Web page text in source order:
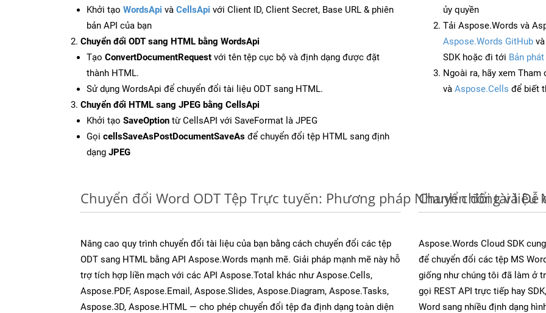
Khởi tạo WordsApi và CellsApi với Client ID, Client Secret, Base URL & phiên
bản API của bạn
Chuyển đổi ODT sang HTML bằng WordsApi
Tạo ConvertDocumentRequest với tên tệp cục bộ và định dạng được đặt
thành HTML.
Sử dụng WordsApi để chuyển đổi tài liệu ODT sang HTML.
Chuyển đổi HTML sang JPEG bằng CellsApi
Khởi tạo SaveOption từ CellsAPI với SaveFormat là JPEG
Gọi cellsSaveAsPostDocumentSaveAs để chuyển đổi tệp HTML sang định
dạng JPEG
ủy quyền
Tải Aspose.Words và
Aspose.Words GitHub và
SDK hoặc đi tới Bản
Ngoài ra, hãy xem Tham
và Aspose.Cells để biết
Chuyển đổi Word ODT Tệp Trực tuyến: Phương pháp Nhanh chóng và Dễ
Nâng cao quy trình chuyển đổi tài liệu của bạn bằng cách chuyển đổi các tệp
ODT sang HTML bằng API Aspose.Words mạnh mẽ. Giải pháp mạnh mẽ này hỗ
trợ tích hợp liền mạch với các API Aspose.Total khác như Aspose.Cells,
Aspose.PDF, Aspose.Email, Aspose.Slides, Aspose.Diagram, Aspose.Tasks,
Aspose.3D, Aspose.HTML — cho phép chuyển đổi tệp đa định dạng toàn diện
Chuyển đổi tài liệu
Aspose.Words Cloud SDK
để chuyển đổi các tệp MS
giống như chúng tôi đã làm ở
gọi REST API trực tiếp hay
Word sang nhiều định dạng